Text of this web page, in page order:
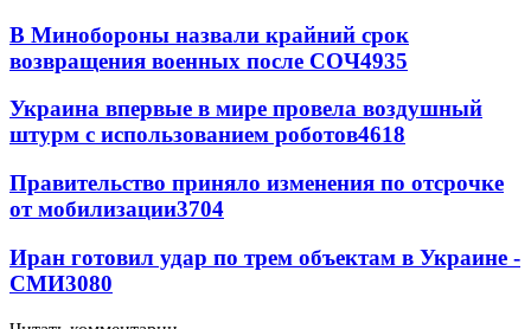
В Минобороны назвали крайний срок
возвращения военных после СОЧ4935
Украина впервые в мире провела воздушный
штурм с использованием роботов4618
Правительство приняло изменения по отсрочке
от мобилизации3704
Иран готовил удар по трем объектам в Украине -
СМИ3080